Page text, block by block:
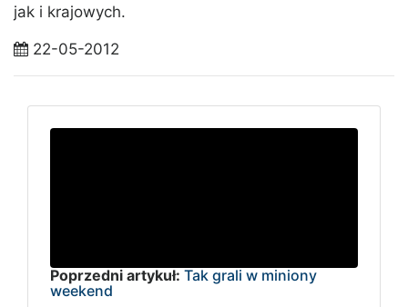
jak i krajowych.
22-05-2012
Poprzedni artykuł: Tak grali w miniony
weekend